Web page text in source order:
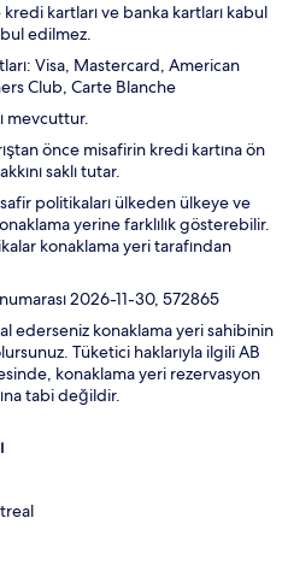
kartları ve banka kartları kabul
edilmez.
Visa, Mastercard, American
Club, Carte Blanche
mevcuttur.
önce misafirin kredi kartına ön
saklı tutar.
politikaları ülkeden ülkeye ve
yerine farklılık gösterebilir.
konaklama yeri tarafından
2026-11-30, 572865
ederseniz konaklama yeri sahibinin
Tüketici haklarıyla ilgili AB
konaklama yeri rezervasyon
tabi değildir.